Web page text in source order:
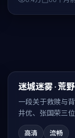
最新
迷城迷雾 · 荒
一段关于救赎与
井优、张国荣三
性，结局耐人寻味
高清
流畅